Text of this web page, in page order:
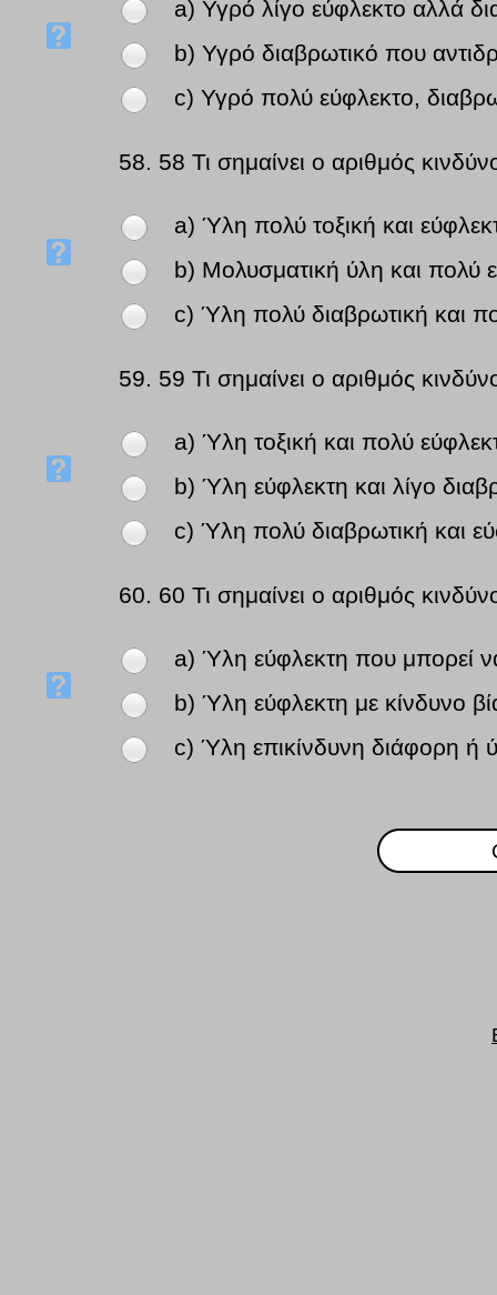
a) Υγρό λίγο εύφλεκτο αλλά
b) Υγρό διαβρωτικό που
c) Υγρό πολύ εύφλεκτο,
58. 58 Τι σημαίνει ο αριθμός
a) Ύλη πολύ τοξική και
b) Μολυσματική ύλη και πολύ
c) Ύλη πολύ διαβρωτική και
59. 59 Τι σημαίνει ο αριθμός
a) Ύλη τοξική και πολύ
b) Ύλη εύφλεκτη και λίγο
c) Ύλη πολύ διαβρωτική και
60. 60 Τι σημαίνει ο αριθμός
a) Ύλη εύφλεκτη που μπορεί
b) Ύλη εύφλεκτη με κίνδυνο
c) Ύλη επικίνδυνη διάφορη ή